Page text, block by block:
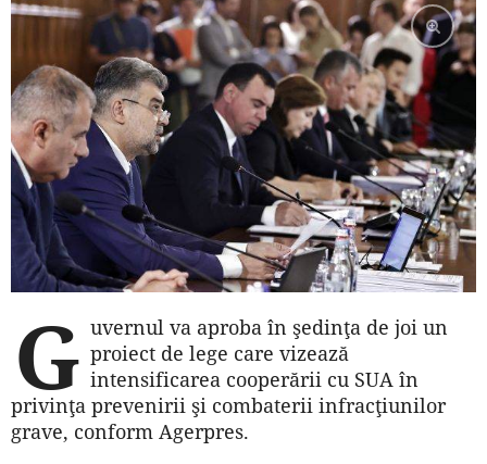
G uvernul va aproba în şedinţa de joi un
proiect de lege care vizează
intensificarea cooperării cu SUA în
privinţa prevenirii şi combaterii infracţiunilor
grave, conform Agerpres.